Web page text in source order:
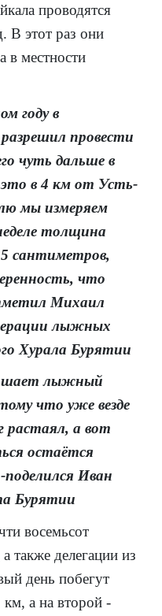
проводятся
В этот раз они
в местности
году в
провести
чуть дальше в
в 4 км от Усть-
мы измеряем
толщина
сантиметров,
что
Михаил
лыжных
Хурала Бурятии
лыжный
что уже везде
растаял, а вот
остаётся
Иван
Бурятии
восемьсот
также делегации из
день побегут
км, а на второй -